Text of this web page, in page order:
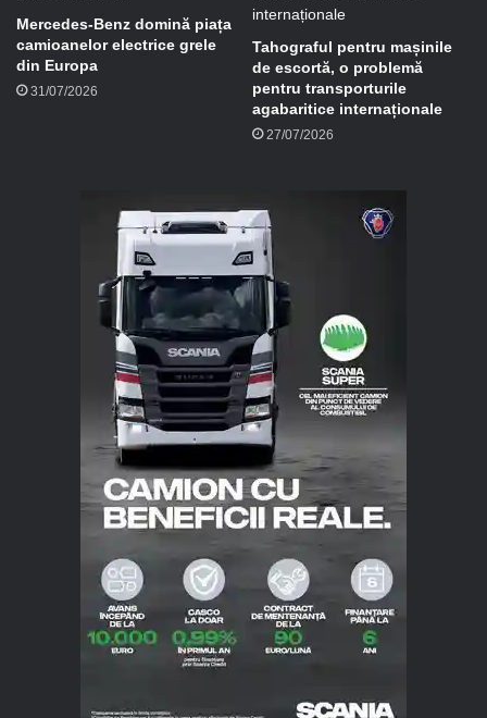
Mercedes-Benz domină piața
camioanelor electrice grele
din Europa
31/07/2026
Tahograful pentru mașinile
de escortă, o problemă
pentru transporturile
agabaritice internaționale
27/07/2026